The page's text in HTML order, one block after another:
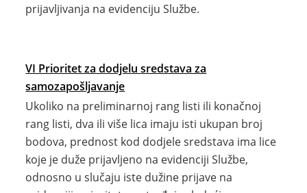
prijavljivanja na evidenciju Službe.
VI Prioritet za dodjelusredstava za
samozapošljavanje
Ukoliko na preliminarnoj rang listi ili konačnoj
rang listi, dva ili više lica imaju isti ukupan broj
bodova, prednost kod dodjele sredstava ima lice
koje je duže prijavljeno na evidenciji Službe,
odnosno u slučaju iste dužine prijave na